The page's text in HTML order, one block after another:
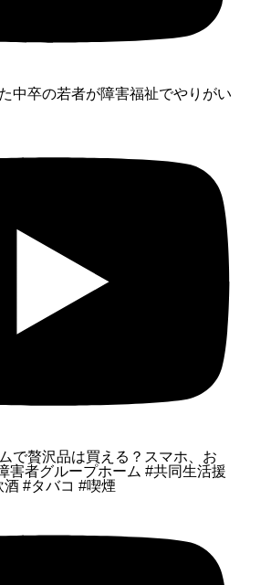
中卒の若者が障害福祉でやりがい
で贅沢品は買える？スマホ、お
害者グループホーム #共同生活援
酒 #タバコ #喫煙